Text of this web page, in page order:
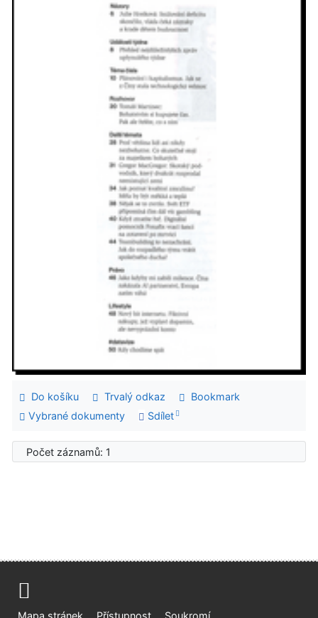
Do košíku Trvalý odkaz
Bookmark
Vybrané dokumenty
Sdílet
Počet záznamů: 1